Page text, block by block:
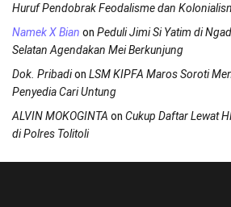
Huruf Pendobrak Feodalisme dan
Namek X Bian on Peduli Jimi Si Yatim di
Selatan Agendakan Mei Berkunjung
Dok. Pribadion LSM KIPFA Maros Soroti
Penyedia Cari Untung
ALVIN MOKOGINTA on Cukup Daftar Lewat
di Polres Tolitoli